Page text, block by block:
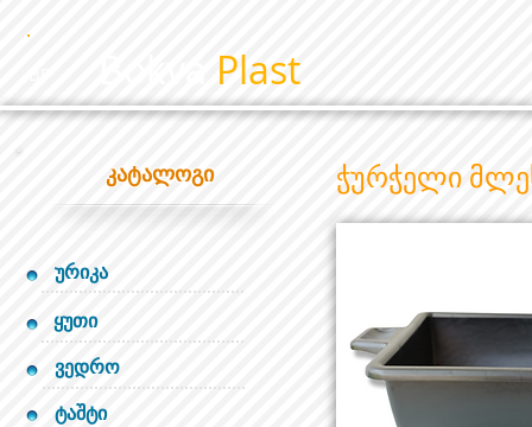
Plast
კატალოგი
ურიკა
ყუთი
ვედრო
ტაშტი
ჭურჭელი